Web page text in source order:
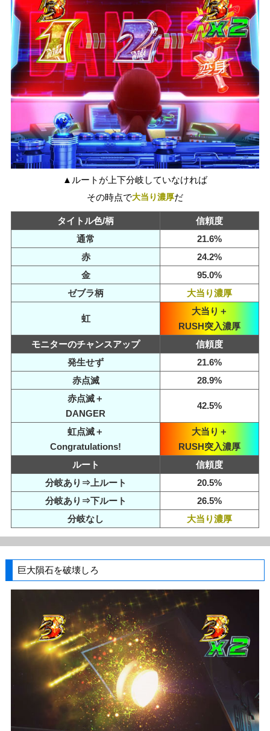
▲ルートが上下分岐していなければ
その時点で大当り濃厚だ
タイトル色/柄
信頼度
通常
21.6%
赤
24.2%
金
95.0%
ゼブラ柄
大当り濃厚
虹
大当り＋
RUSH突入濃厚
モニターのチャンスアップ
信頼度
発生せず
21.6%
赤点滅
28.9%
赤点滅＋
DANGER
42.5%
虹点滅＋
Congratulations!
大当り＋
RUSH突入濃厚
ルート
信頼度
分岐あり⇒上ルート
20.5%
分岐あり⇒下ルート
26.5%
分岐なし
大当り濃厚
巨大隕石を破壊しろ